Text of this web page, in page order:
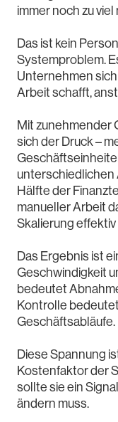
immer noch zu
Das ist kein
Systemproblem.
Unternehmen
Arbeit schafft,
Mit zunehmender
sich der Druck –
unterschiedlichen
Hälfte der
manueller Arbeit
Skalierung
Das Ergebnis ist
Geschwindigkeit
bedeutet
Kontrolle
Geschäftsabläufe.
Diese Spannung
Kostenfaktor der
sollte sie ein
ändern muss.